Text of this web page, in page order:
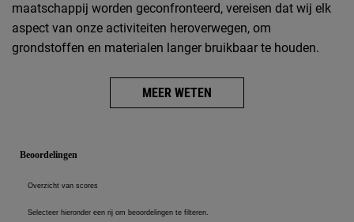
maatschappij worden geconfronteerd, vereisen dat wij elk
aspect van onze activiteiten heroverwegen, om
grondstoffen en materialen langer bruikbaar te houden.
MEER WETEN